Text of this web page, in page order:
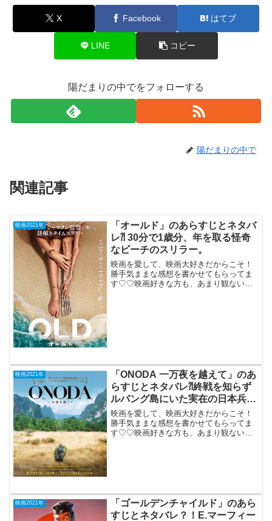
X Facebook はてブ
LINE コピー
陽だまりの中でをフォローする
陽だまりの中で
関連記事
映画2021年
「オールド」のあらすじとネタバ
レ⁈ 30分で1歳分、年を取る怪奇
なビーチのスリラー。
映画を愛して、映画大好きだからこそ！
勝手気ままな感想を書かせてもらってま
す♡♡映画好きな方も、あまり観ない方
映画2021年
「ONODA 一万夜を越えて」のあ
らすじとネタバレ⁈終戦を知らず
ルバング島にいた実在の日本兵の
物語。
映画を愛して、映画大好きだからこそ！
勝手気ままな感想を書かせてもらってま
す♡♡映画好きな方も、あまり観ない方
映画2021年
「ゴールデンチャイルド」のあら
すじとネタバレ？！E.マーフィー